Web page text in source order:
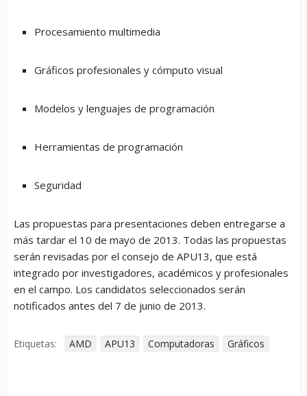
Procesamiento multimedia
Gráficos profesionales y cómputo visual
Modelos y lenguajes de programación
Herramientas de programación
Seguridad
Las propuestas para presentaciones deben entregarse a
más tardar el 10 de mayo de 2013. Todas las propuestas
serán revisadas por el consejo de APU13, que está
integrado por investigadores, académicos y profesionales
en el campo. Los candidatos seleccionados serán
notificados antes del 7 de junio de 2013.
Etiquetas: AMD APU13 Computadoras Gráficos